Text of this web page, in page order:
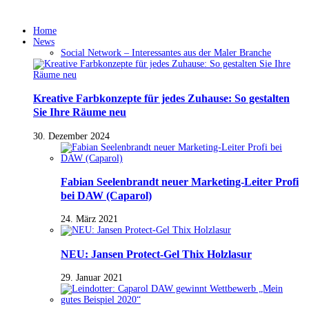
Home
News
Social Network – Interessantes aus der Maler Branche
Kreative Farbkonzepte für jedes Zuhause: So gestalten
Sie Ihre Räume neu
30. Dezember 2024
Fabian Seelenbrandt neuer Marketing-Leiter Profi
bei DAW (Caparol)
24. März 2021
NEU: Jansen Protect-Gel Thix Holzlasur
29. Januar 2021